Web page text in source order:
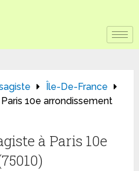
Île-De-France
10e arrondissement
à Paris 10e